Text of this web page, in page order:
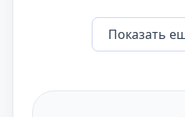
Показать